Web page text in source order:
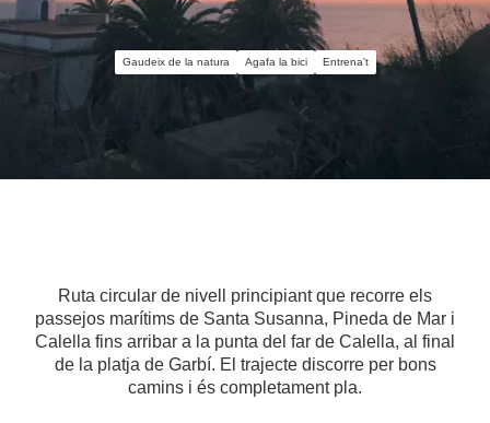
Gaudeix de la natura Agafa la bici Entrena't
Ruta circular de nivell principiant que recorre els
passejos marítims de Santa Susanna, Pineda de Mar i
Calella fins arribar a la punta del far de Calella, al final
de la platja de Garbí. El trajecte discorre per bons
camins i és completament pla.